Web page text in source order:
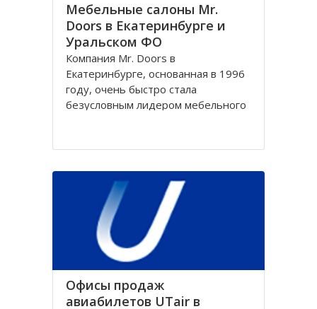
Мебельные салоны Mr.
Doors в Екатеринбурге и
Уральском ФО
Компания Mr. Doors в
Екатеринбурге, основанная в 1996
году, очень быстро стала
безусловным лидером мебельного
разработчика принципиально
компания Mr. Doors в
Екатеринбурге первой начала
производить встроенные и
корпусные
Офисы продаж
авиабилетов UTair в